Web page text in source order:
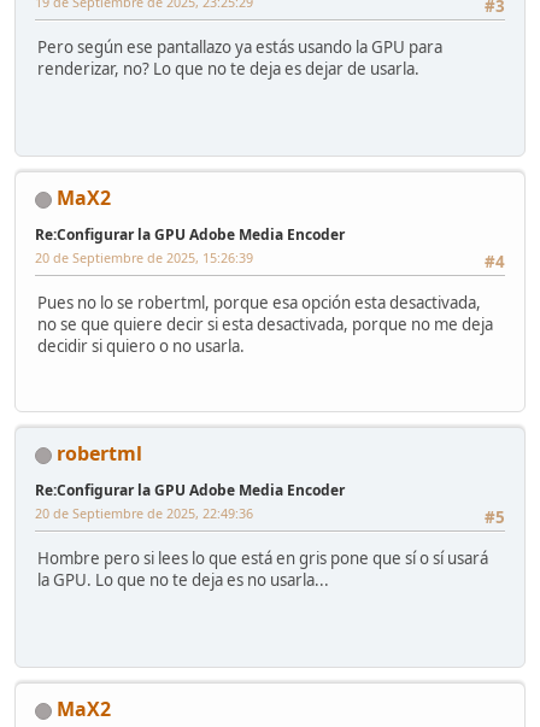
#3
Pero según ese pantallazo ya estás usando la GPU para
renderizar, no? Lo que no te deja es dejar de usarla.
MaX2
Re:Configurar la GPU Adobe Media Encoder
#4
20 de Septiembre de 2025, 15:26:39
Pues no lo se robertml, porque esa opción esta desactivada,
no se que quiere decir si esta desactivada, porque no me deja
decidir si quiero o no usarla.
robertml
Re:Configurar la GPU Adobe Media Encoder
#5
20 de Septiembre de 2025, 22:49:36
Hombre pero si lees lo que está en gris pone que sí o sí usará
la GPU. Lo que no te deja es no usarla...
MaX2